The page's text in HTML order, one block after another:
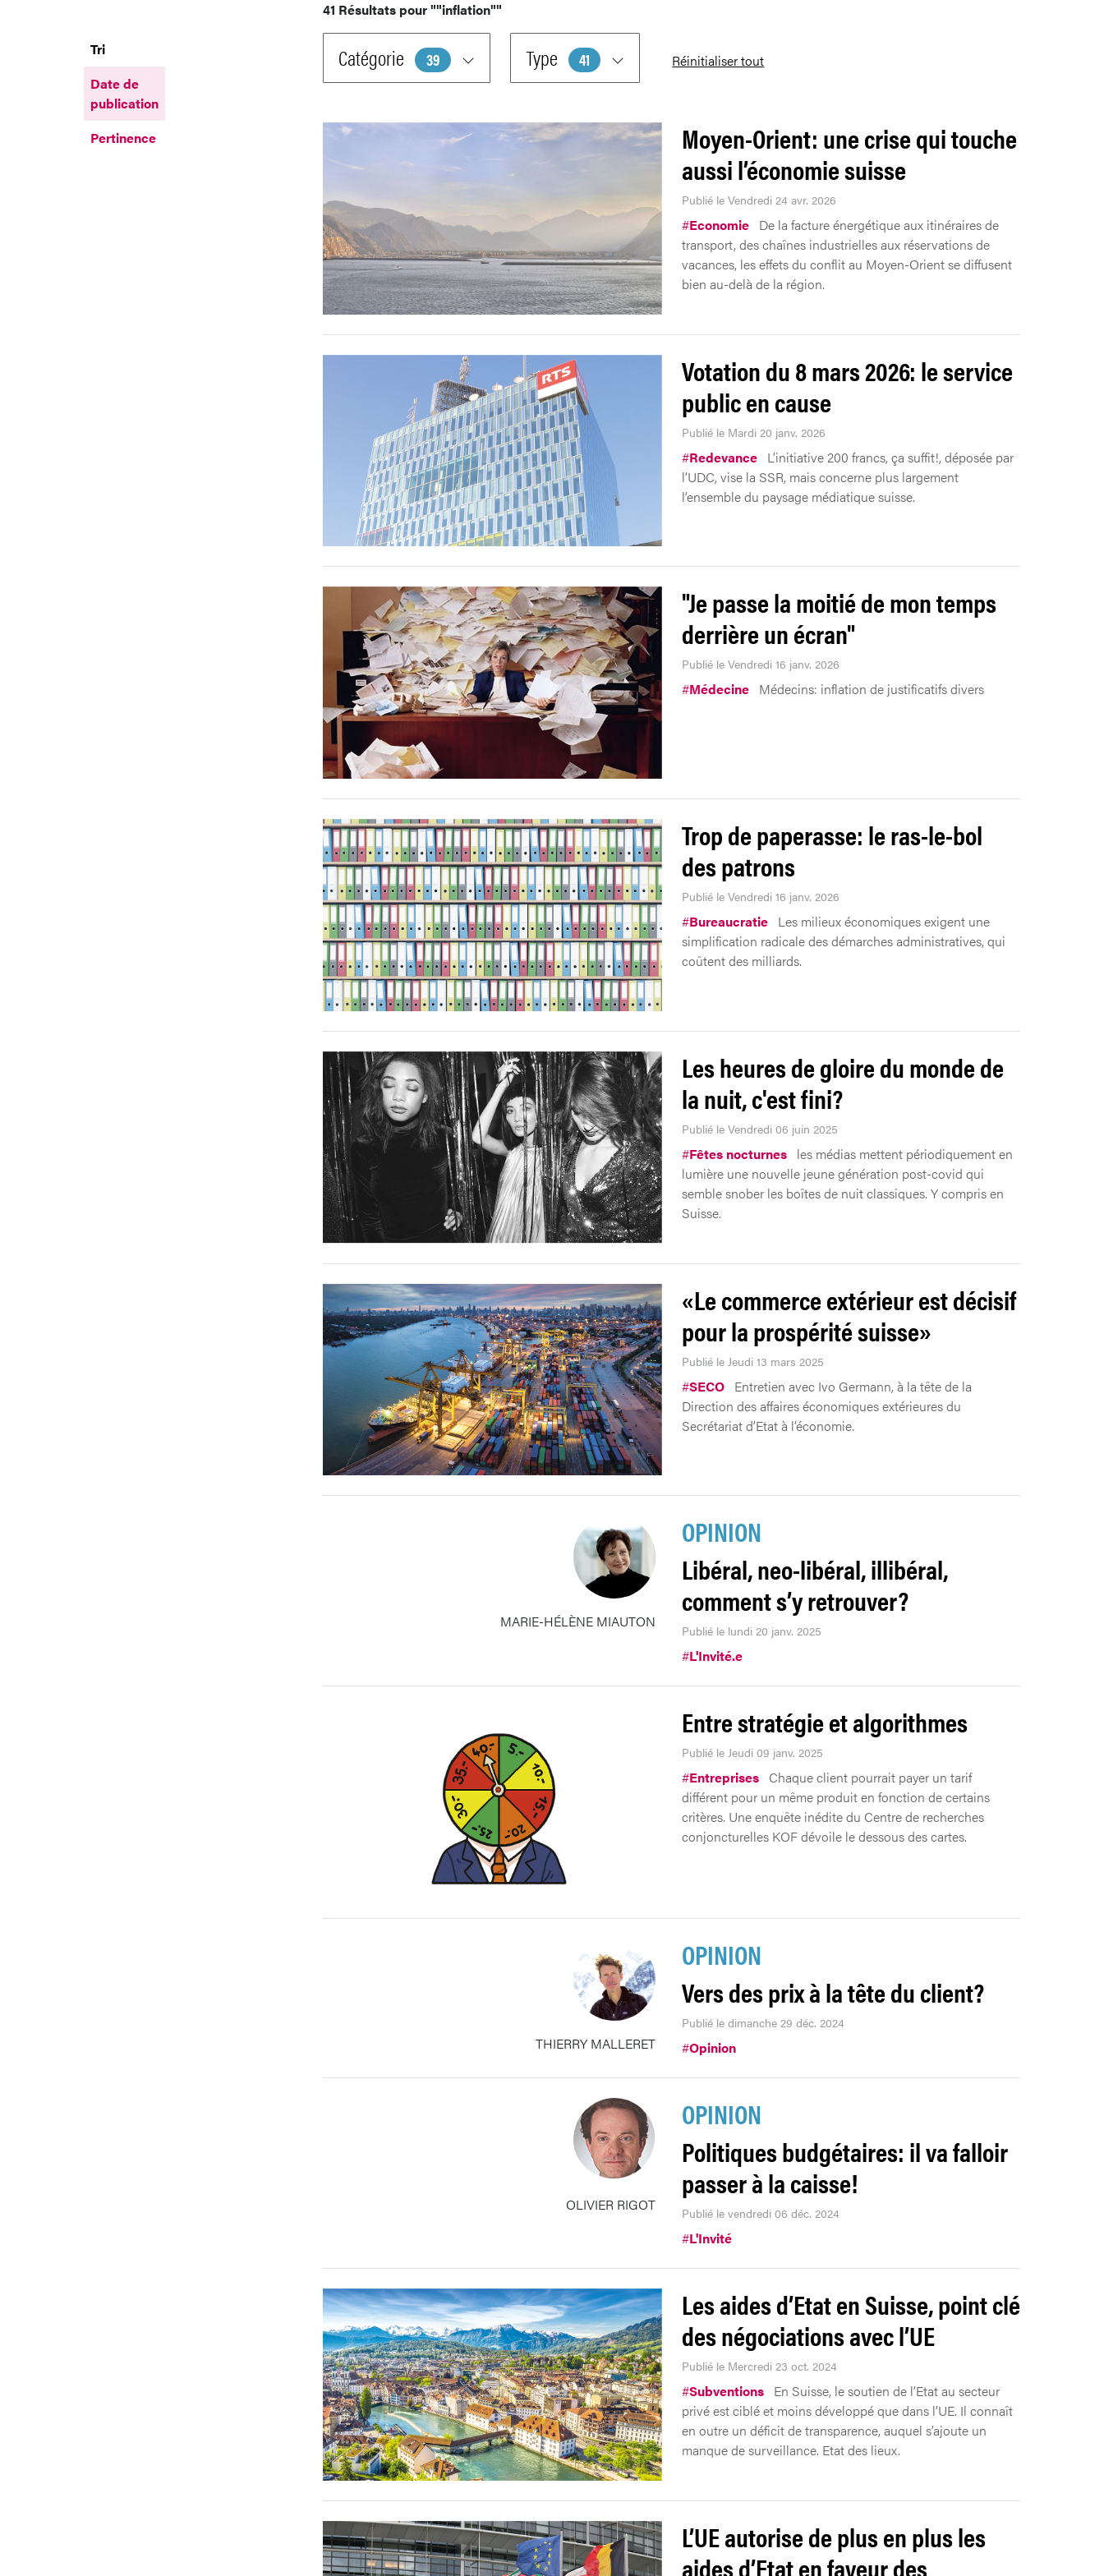
41 Résultats pour""inflation""
Tri
Date de
publication
Pertinence
Catégorie 39 Type 41 Réinitialiser tout
Moyen-Orient: une crise qui touche
aussi l’économie suisse
Publié le Vendredi 24 avr. 2026
#Economie De la facture énergétique aux itinéraires de
transport, des chaînes industrielles aux réservations de
vacances, les effets du conflit au Moyen-Orient se diffusent
bien au-delà de la région.
Votation du 8 mars 2026: le service
public en cause
Publié le Mardi 20 janv. 2026
#Redevance L’initiative 200 francs, ça suffit!, déposée par
l’UDC, vise la SSR, mais concerne plus largement
l’ensemble du paysage médiatique suisse.
"Je passe la moitié de mon temps
derrière un écran"
Publié le Vendredi 16 janv. 2026
#Médecine Médecins: inflation de justificatifs divers
Trop de paperasse: le ras-le-bol
des patrons
Publié le Vendredi 16 janv. 2026
#Bureaucratie Les milieux économiques exigent une
simplification radicale des démarches administratives, qui
coûtent des milliards.
Les heures de gloire du monde de
la nuit, c'est fini?
Publié le Vendredi 06 juin 2025
#Fêtes nocturnes les médias mettent périodiquement en
lumière une nouvelle jeune génération post-covid qui
semble snober les boîtes de nuit classiques. Y compris en
Suisse.
«Le commerce extérieur est décisif
pour la prospérité suisse»
Publié le Jeudi 13 mars 2025
#SECO Entretien avec Ivo Germann, à la tête de la
Direction des affaires économiques extérieures du
Secrétariat d’Etat à l’économie.
MARIE-HÉLÈNE MIAUTON
OPINION
Libéral, neo-libéral, illibéral,
comment s’y retrouver?
Publié le lundi 20 janv. 2025
#L'Invité.e
Entre stratégie et algorithmes
Publié le Jeudi 09 janv. 2025
#Entreprises Chaque client pourrait payer un tarif
différent pour un même produit en fonction de certains
critères. Une enquête inédite du Centre de recherches
conjoncturelles KOF dévoile le dessous des cartes.
THIERRY MALLERET
OPINION
Vers des prix à la tête du client?
Publié le dimanche 29 déc. 2024
#Opinion
OLIVIER RIGOT
OPINION
Politiques budgétaires: il va falloir
passer à la caisse!
Publié le vendredi 06 déc. 2024
#L'Invité
Les aides d’Etat en Suisse, point clé
des négociations avec l’UE
Publié le Mercredi 23 oct. 2024
#Subventions En Suisse, le soutien de l’Etat au secteur
privé est ciblé et moins développé que dans l’UE. Il connaît
en outre un déficit de transparence, auquel s’ajoute un
manque de surveillance. Etat des lieux.
L’UE autorise de plus en plus les
aides d’Etat en faveur des